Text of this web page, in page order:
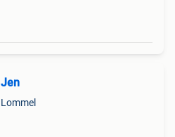
Jen
Lommel